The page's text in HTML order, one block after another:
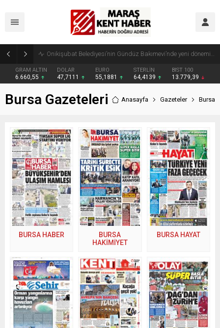
Geleneksel Ağustos Fuarı’nda Madrigal Coşkusu
GRAM ALTIN
6.660,55
DOLAR
47,7111
EURO
55,1881
STERLİN
64,4139
BIST 100
13.779,39
Bursa Gazeteleri Anasayfa Gazeteler Bursa
BURSA HABER
BURSA
HAKİMİYET
BURSA HAYAT